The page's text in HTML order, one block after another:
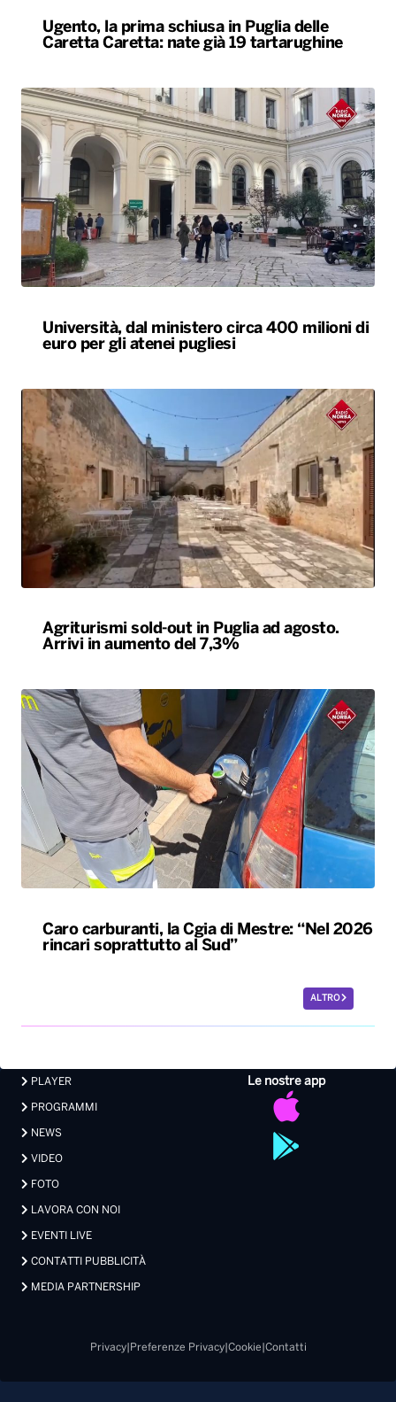
Ugento, la prima schiusa in Puglia delle
Caretta Caretta: nate già 19 tartarughine
Università, dal ministero circa 400 milioni di
euro per gli atenei pugliesi
Agriturismi sold-out in Puglia ad agosto.
Arrivi in aumento del 7,3%
Caro carburanti, la Cgia di Mestre: “Nel 2026
rincari soprattutto al Sud”
ALTRO
Le nostre app
PLAYER
PROGRAMMI
NEWS
VIDEO
FOTO
LAVORA CON NOI
EVENTI LIVE
CONTATTI PUBBLICITÀ
MEDIA PARTNERSHIP
Privacy| Preferenze Privacy| Cookie Contatti